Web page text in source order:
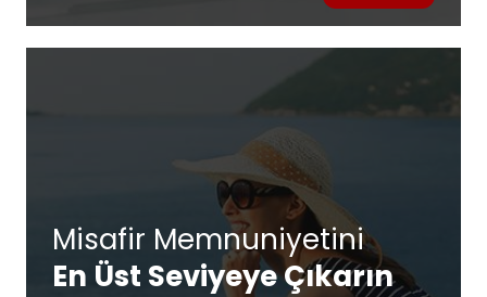
Misafir Memnuniyetini
En Üst Seviyeye Çıkarın